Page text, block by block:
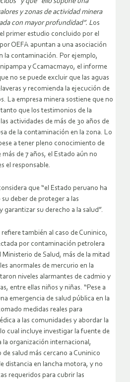
y zonas de actividad minera
con mayor profundidad”. Los
primer estudio concluido por el
OEFA apuntan a una asociación
la contaminación. Por ejemplo,
y Ccamacmayo, el informe
no se puede excluir que las aguas
y recomienda la ejecución de
La empresa minera sostiene que no
que los testimonios de la
actividades de más de 30 años de
de la contaminación en la zona. Lo
a tener pleno conocimiento de
de 7 años, el Estado aún no
el responsable.
que “el Estado peruano ha
deber de proteger a las
garantizar su derecho a la salud”.
también al caso de Cuninico,
por contaminación petrolera
de Salud, más de la mitad
anormales de mercurio en la
niveles alarmantes de cadmio y
entre ellas niños y niñas. “Pese a
emergencia de salud pública en la
medidas reales para
a las comunidades y abordar la
cual incluye investigar la fuente de
la organización internacional,
salud más cercano a Cuninico
distancia en lancha motora, y no
requeridos para cubrir las